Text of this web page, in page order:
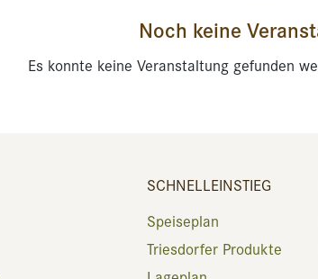
Noch keine
Es konnte keine Veranstaltung gefunden
SCHNELLEINSTIEG
Speiseplan
Triesdorfer Produkte